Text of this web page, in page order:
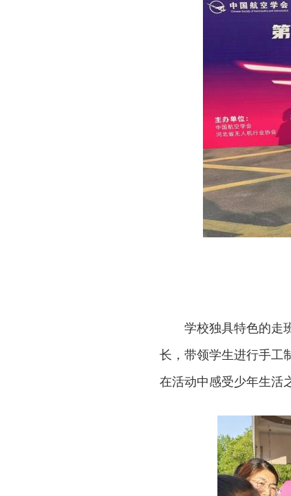
学校独具特色的走
长，带领学生进行手工
在活动中感受少年生活